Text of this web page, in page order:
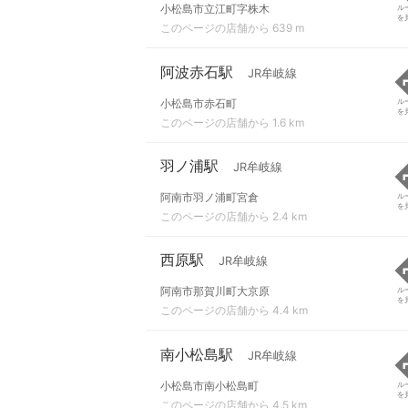
小松島市立江町字株木
このページの店舗から 639 m
ル
を
阿波赤石駅 JR牟岐線
小松島市赤石町
このページの店舗から 1.6 km
ル
を
羽ノ浦駅 JR牟岐線
阿南市羽ノ浦町宮倉
このページの店舗から 2.4 km
ル
を
西原駅 JR牟岐線
阿南市那賀川町大京原
このページの店舗から 4.4 km
ル
を
南小松島駅 JR牟岐線
小松島市南小松島町
このページの店舗から 4.5 km
ル
を